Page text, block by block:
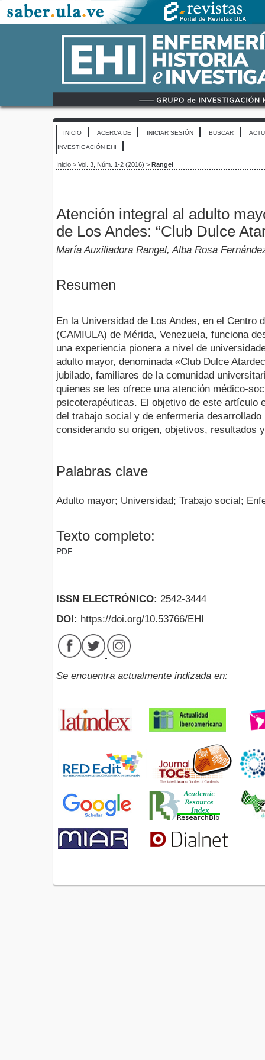
INICIO ACERCA DE INICIAR SESIÓN BUSCAR
INVESTIGACIÓN EHI
Inicio > Vol. 3, Núm. 1-2 (2016) > Rangel
Atención integral al adulto
de Los Andes: “Club Dulce
María Auxiliadora Rangel, Alba Rosa
Resumen
En la Universidad de Los Andes, en el Centro
(CAMIULA) de Mérida, Venezuela, funciona
una experiencia pionera a nivel de
adulto mayor, denominada «Club Dulce
jubilado, familiares de la comunidad
quienes se les ofrece una atención médico-
psicoterapéuticas. El objetivo de este artículo
del trabajo social y de enfermería
considerando su origen, objetivos, resultados
Palabras clave
Adulto mayor; Universidad; Trabajo social;
Texto completo:
PDF
ISSN ELECTRÓNICO: 2542-3444
DOI: https://doi.org/10.53766/EHI
Se encuentra actualmente indizada en: